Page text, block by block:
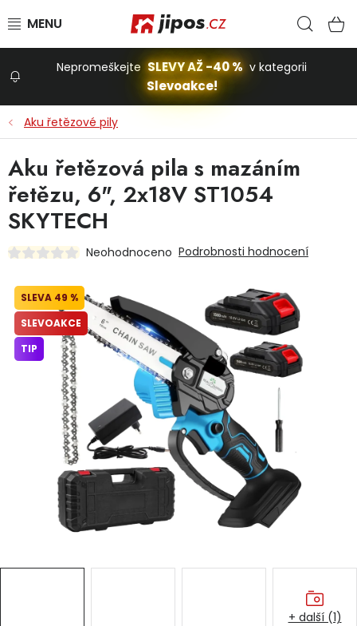
Stavba a dům
Dílna
Domácnost
Dětská hřiště
Autodoplňky
Vánoce
Ochranné pomůcky
Nepromeškejte SLEVY AŽ -40 % v kategorii
Slevoakce!
Aku řetězové pily
Aku řetězová pila s mazáním
řetězu, 6", 2x18V ST1054
SKYTECH
Neohodnoceno Podrobnosti hodnocení
49 %
SLEVOAKCE
TIP
+ další (1)